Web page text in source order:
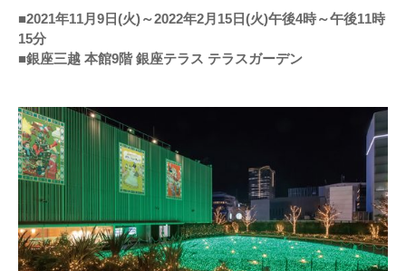
■2021年11月9日(火)～2022年2月15日(火)午後4時～午後11時
15分
■銀座三越 本館9階 銀座テラス テラスガーデン